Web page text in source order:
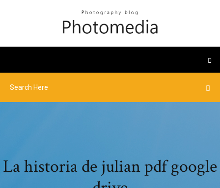
La historia de julian pdf google